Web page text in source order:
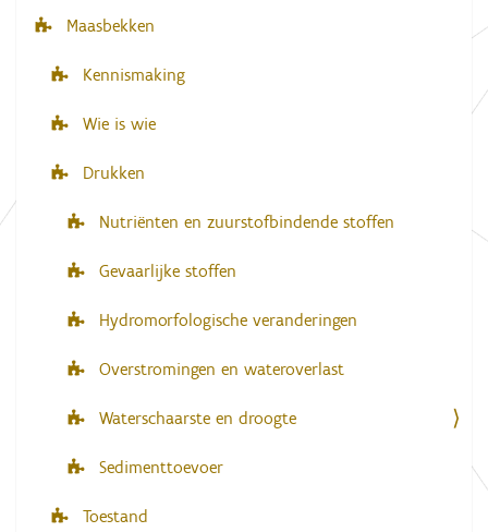
Maasbekken
Kennismaking
Wie is wie
Drukken
Nutriënten en zuurstofbindende stoffen
Gevaarlijke stoffen
Hydromorfologische veranderingen
Overstromingen en wateroverlast
Waterschaarste en droogte
Sedimenttoevoer
Toestand